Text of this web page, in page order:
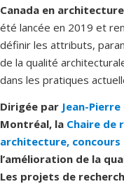
Canada en
été lancée en 2019 et
définir les attributs,
de la qualité
dans les pratiques
Dirigée par Jean-Pierre
Montréal, la Chaire de
architecture, concours
l’amélioration de la
Les projets de